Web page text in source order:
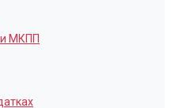
МКПП